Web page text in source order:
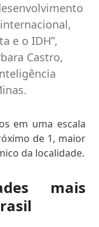
e o IDH”,
Castro,
em uma escala
de 1, maior
da localidade.
mais